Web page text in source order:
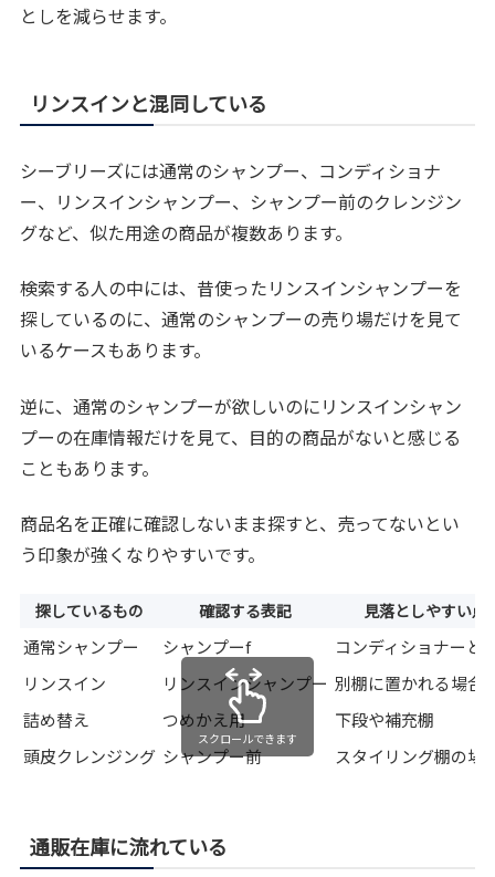
としを減らせます。
リンスインと混同している
シーブリーズには通常のシャンプー、コンディショナ
ー、リンスインシャンプー、シャンプー前のクレンジン
グなど、似た用途の商品が複数あります。
検索する人の中には、昔使ったリンスインシャンプーを
探しているのに、通常のシャンプーの売り場だけを見て
いるケースもあります。
逆に、通常のシャンプーが欲しいのにリンスインシャン
プーの在庫情報だけを見て、目的の商品がないと感じる
こともあります。
商品名を正確に確認しないまま探すと、売ってないとい
う印象が強くなりやすいです。
探しているもの 確認する表記 見落としやすい点
通常シャンプー シャンプーf
コンディショナーと
リンスイン
リンスインシャンプー 別棚に置かれる場合
詰め替え
つめかえ用
下段や補充棚
頭皮クレンジング シャンプー前 スタイリング棚の場
スクロールできます
通販在庫に流れている